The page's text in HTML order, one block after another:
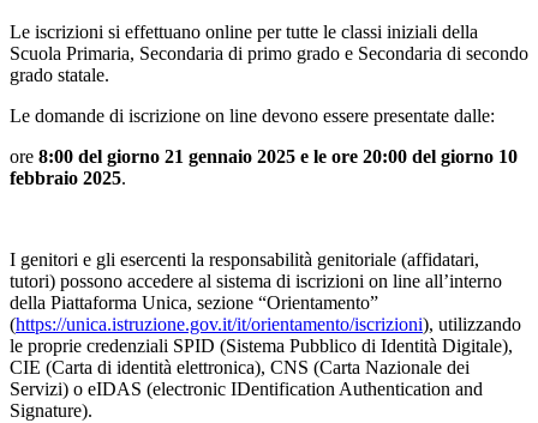
Le iscrizioni si effettuano online per tutte le classi iniziali della
Scuola Primaria, Secondaria di primo grado e Secondaria di secondo
grado statale.
Le domande di iscrizione on line devono essere presentate dalle:
ore 8:00 del giorno 21 gennaio 2025 e le ore 20:00 del giorno 10
febbraio 2025.
I genitori e gli esercenti la responsabilità genitoriale (affidatari,
tutori) possono accedere al sistema di iscrizioni on line all’interno
della Piattaforma Unica, sezione “Orientamento”
(https://unica.istruzione.gov.it/it/orientamento/iscrizioni), utilizzando
le proprie credenziali SPID (Sistema Pubblico di Identità Digitale),
CIE (Carta di identità elettronica), CNS (Carta Nazionale dei
Servizi) o eIDAS (electronic IDentification Authentication and
Signature).